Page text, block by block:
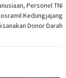
Personel TNI
Kedungjajang
Donor Darah